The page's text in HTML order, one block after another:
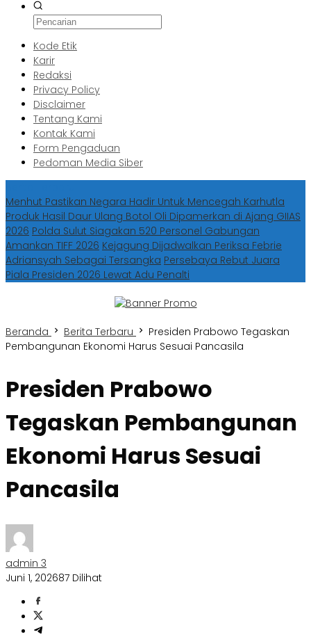
Kode Etik
Karir
Redaksi
Privacy Policy
Disclaimer
Tentang Kami
Kontak Kami
Form Pengaduan
Pedoman Media Siber
Menhut Pastikan Negara Hadir Untuk Mencegah Karhutla
Produk Hasil Daur Ulang Botol Oli Dipamerkan di Ajang GIIAS
2026 Polda Sulut Siagakan 520 Personel Gabungan
Amankan TIFF 2026 Kejagung Dijadwalkan Periksa Febrie
Adriansyah Sebagai Tersangka Persebaya Rebut Juara
Piala Presiden 2026 Lewat Adu Penalti
Beranda Berita Terbaru
Presiden Prabowo Tegaskan
Pembangunan Ekonomi Harus Sesuai Pancasila
Presiden Prabowo
Tegaskan Pembangunan
Ekonomi Harus Sesuai
Pancasila
admin 3
Juni 1, 202687 Dilihat